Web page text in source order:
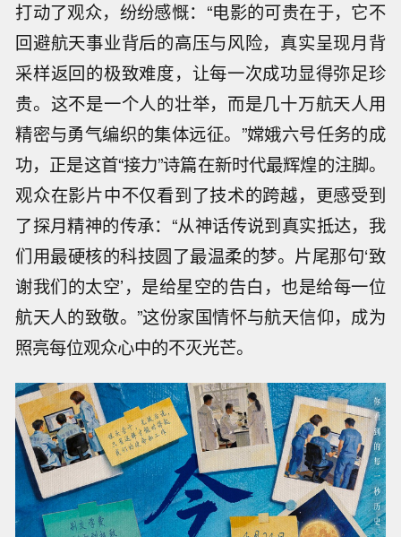
打动了观众，纷纷感慨：“电影的可贵在于，它不
回避航天事业背后的高压与风险，真实呈现月背
采样返回的极致难度，让每一次成功显得弥足珍
贵。这不是一个人的壮举，而是几十万航天人用
精密与勇气编织的集体远征。”嫦娥六号任务的成
功，正是这首“接力”诗篇在新时代最辉煌的注脚。
观众在影片中不仅看到了技术的跨越，更感受到
了探月精神的传承：“从神话传说到真实抵达，我
们用最硬核的科技圆了最温柔的梦。片尾那句‘致
谢我们的太空’，是给星空的告白，也是给每一位
航天人的致敬。”这份家国情怀与航天信仰，成为
照亮每位观众心中的不灭光芒。